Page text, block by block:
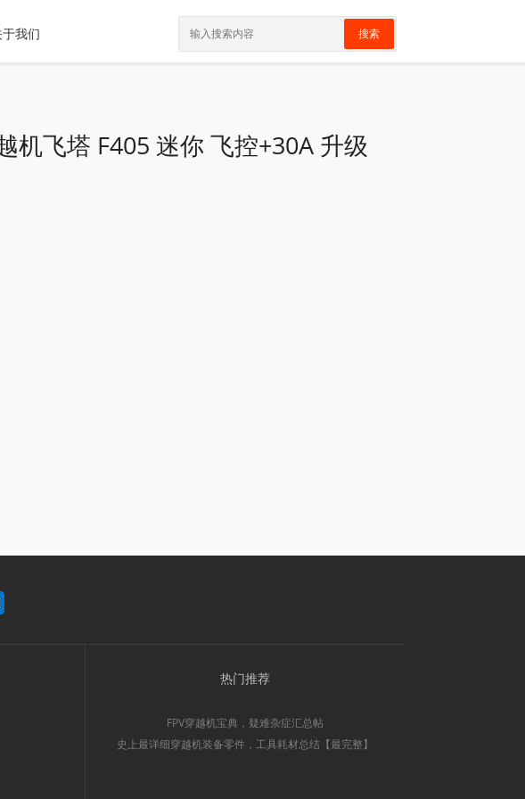
于我们 搜索
机飞塔 F405 迷你 飞控+30A 升级
热门推荐
FPV穿越机宝典，疑难杂症汇总帖
史上最详细穿越机装备零件，工具耗材总结【最完整】